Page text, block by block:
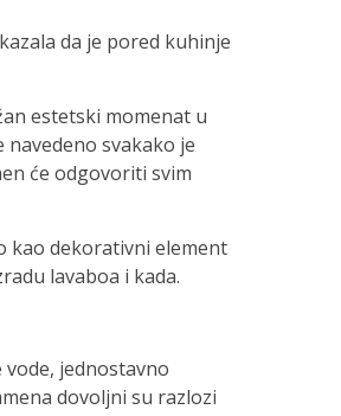
da je pored kuhinje
estetski momenat u
svakako je
će odgovoriti svim
kao dekorativni element
lavaboa i kada.
jednostavno
dovoljni su razlozi